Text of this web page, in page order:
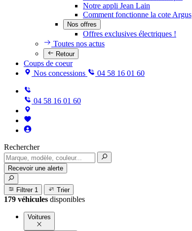
Notre appli Jean Lain
Comment fonctionne la cote Argus
Nos offres
Offres exclusives électriques !
Toutes nos actus
Retour
Coups de coeur
Nos concessions
04 58 16 01 60
04 58 16 01 60
Rechercher
Recevoir une alerte
Filtrer 1 Trier
179 véhicules disponibles
Voitures